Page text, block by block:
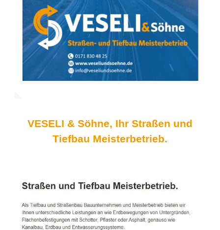
VESELI & Söhne, Ihr Straßen und
Tiefbau Meisterbetrieb.